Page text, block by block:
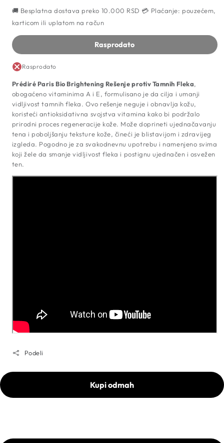
za
Bio
za
Tamne
Fleke,
40ml
za
za
🚚 Besplatna dostava preko 10.000 RSD 💳 Plaćanje: pouzećem,
karticom ili uplatom na račun
Rasprodato
Rasprodato
Prédiré Paris Bio Brightening Rešenje protiv Tamnih Fleka,
obogaćeno vitaminima A i E, formulisano je da cilja i umanji
vidljivost tamnih fleka. Ovo rešenje neguje i obnavlja kožu,
koristeći antioksidativna svojstva vitamina kako bi podržalo
prirodni proces regeneracije kože. Može doprineti ujednačavanju
tena i poboljšanju teksture kože, čineći je blistavijom i zdravijeg
izgleda. Pogodno je za svakodnevnu upotrebu i namenjeno svima
koji žele da smanje vidljivost fleka i postignu ujednačen i osvežen
ten.
Podeli
Kupi odmah